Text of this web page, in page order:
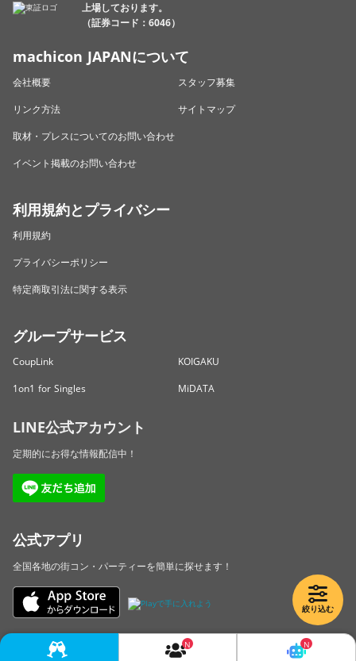
絞り込む
上場しております。
（証券コード：6046）
machicon JAPANについて
会社概要
スタッフ募集
リンク方法
サイトマップ
取材・プレスについてのお問い合わせ
イベント掲載のお問い合わせ
利用規約とプライバシー
利用規約
プライバシーポリシー
特定商取引法に関する表示
グループサービス
CoupLink
KOIGAKU
1on1 for Singles
MiDATA
LINE公式アカウント
定期的にお得な情報配信中！
公式アプリ
全国各地の街コン・パーティーを簡単に探せます！
Copyright © LINKBAL Inc. All Rights Reserved.